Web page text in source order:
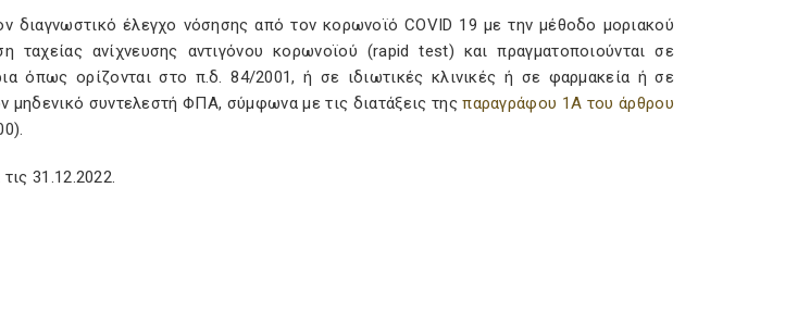
διαγνωστικό έλεγχο νόσησης από τον κορωνοϊό COVID 19 με την μέθοδο μοριακού
ταχείας ανίχνευσης αντιγόνου κορωνοϊού (rapid test) και πραγματοποιούνται σε
όπως ορίζονται στο π.δ. 84/2001, ή σε ιδιωτικές κλινικές ή σε φαρμακεία ή σε
μηδενικό συντελεστή ΦΠΑ, σύμφωνα με τις διατάξεις τηςπαραγράφου 1Α του άρθρου
31.12.2022.